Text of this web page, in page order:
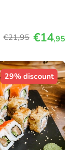
€21,95 €14,95
29% discount